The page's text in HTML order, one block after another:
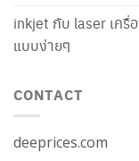
inkjet กับ laser เครื่
แบบง่ายๆ
CONTACT
deeprices.com